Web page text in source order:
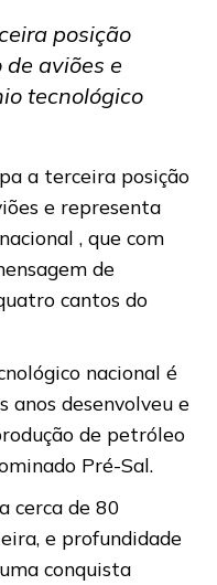
posição
aviões e
tecnológico
a terceira posição
e representa
, que com
de
cantos do
nacional é
anos desenvolveu e
de petróleo
Pré-Sal.
cerca de 80
e profundidade
conquista